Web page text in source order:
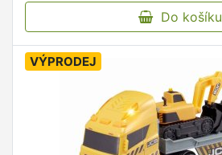
Do košíku
VÝPRODEJ